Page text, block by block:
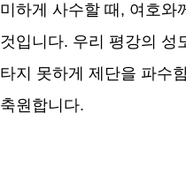
미하게 사수할 때 , 여호와
것입니다. 우리 평강의 성
타지 못하게 제단을 파수
축원합니다.